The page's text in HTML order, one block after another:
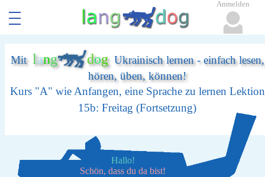
Mit lang dogUkrainisch lernen - einfach lesen,
hören, üben, können!
Kurs "A" wie Anfangen, eine Sprache zu lernen Lektion
15b: Freitag (Fortsetzung)
Hallo!
Schön, dass du da bist!
Anmelden